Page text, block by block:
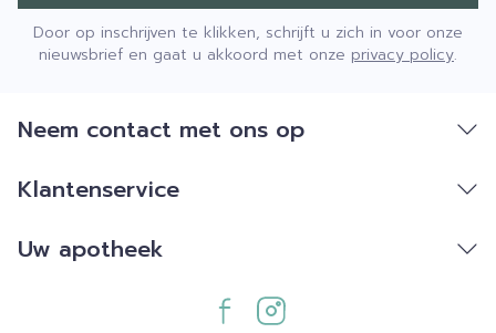
Door op inschrijven te klikken, schrijft u zich in voor onze
nieuwsbrief en gaat u akkoord met onze privacy policy.
Neem contact met ons op
Klantenservice
Uw apotheek